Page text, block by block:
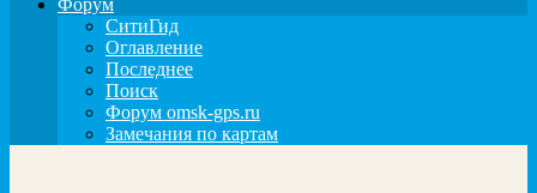
СитиГид
Оглавление
Последнее
Поиск
Форум omsk-gps.ru
Замечания по картам